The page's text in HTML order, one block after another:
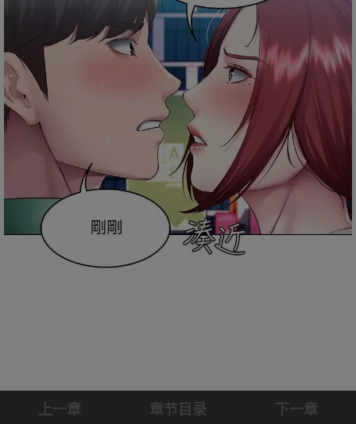
上一章 章节目录 下一章